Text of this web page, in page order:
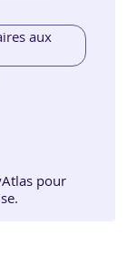
aux
pour